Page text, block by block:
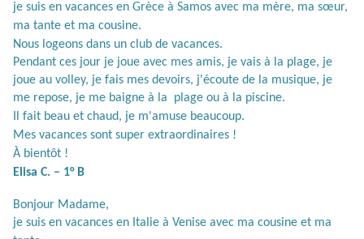
je suis en vacances en Grèce à Samos avec ma mère, ma sœur,
ma tante et ma cousine.
Nous logeons dans un club de vacances.
Pendant ces jour je joue avec mes amis, je vais à la plage, je
joue au volley, je fais mes devoirs, j'écoute de la musique, je
me repose, je me baigne à la
plage ou à la piscine.
Il fait beau et chaud, je m'amuse beaucoup.
Mes vacances sont super extraordinaires !
À bientôt !
Elisa C. – 1° B
Bonjour Madame,
je suis en vacances en Italie à Venise avec ma cousine et ma